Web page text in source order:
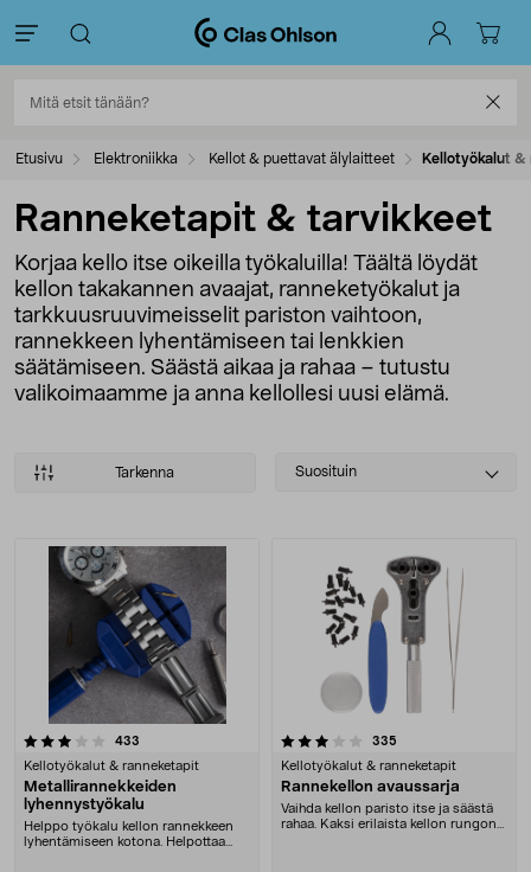
Etusivu Elektroniikka Kellot & puettavat älylaitteet Kellotyökalut
Ranneketapit & tarvikkeet
Korjaa kello itse oikeilla työkaluilla! Täältä löydät
kellon takakannen avaajat, ranneketyökalut ja
tarkkuusruuvimeisselit pariston vaihtoon,
rannekkeen lyhentämiseen tai lenkkien
säätämiseen. Säästä aikaa ja rahaa – tutustu
valikoimaamme ja anna kellollesi uusi elämä.
Tarkenna
Select
Suosituin
Tuotteet
433
Kellotyökalut & ranneketapit
Metallirannekkeiden
lyhennystyökalu
Helppo työkalu kellon rannekkeen
lyhentämiseen kotona. Helpottaa
3.5 viidestä tähdestä 335
Kellotyökalut & ranneketapit
Rannekellon avaussarja
Vaihda kellon paristo itse ja säästä
rahaa. Kaksi erilaista kellon rungon